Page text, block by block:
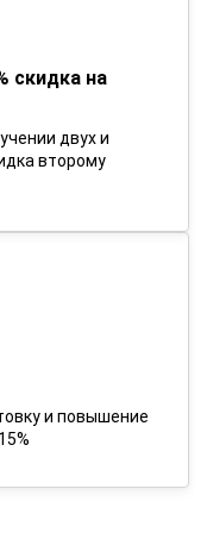
скидка на
двух и
второму
и повышение